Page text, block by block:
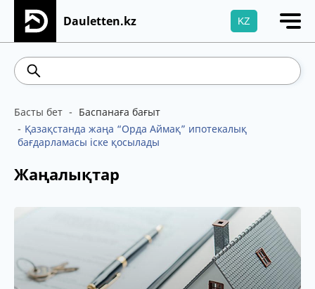
Dauletten.kz KZ
Сіздің өтінішіңіз сәтті жіберілді, Рақмет!
Басты бет
Баспанаға бағыт
Қазақстанда жаңа “Орда Аймақ” ипотекалық
бағдарламасы іске қосылады
Жаңалықтар